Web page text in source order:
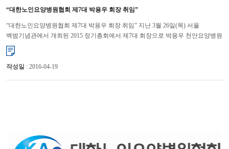
“대한노인요양병원협회 제7대 박용우 회장 취임”
“대한노인요양병원협회 제7대 박용우 회장 취임” 지난 3월 26일(목) 서울
백범기념관에서 개최된 2015 정기총회에서 제7대 회장으로 박용우 천안요양병원
이사장이 취임하였다. 박용우 회장은 당선 인...
작성일 : 2016-04-19